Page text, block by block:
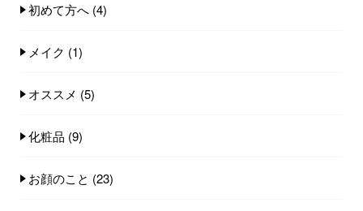
初めて方へ (4)
メイク (1)
オススメ (5)
化粧品 (9)
お顔のこと (23)